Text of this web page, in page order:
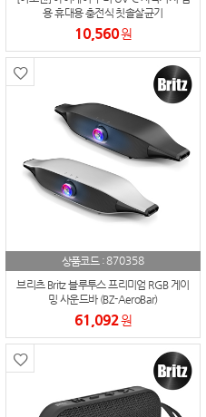
용 휴대용 충전식 칫솔살균기
10,560원
상품코드 :870358
브리츠 Britz 블루투스 프리미엄 RGB 게이
밍 사운드바 (BZ-AeroBar)
61,092원